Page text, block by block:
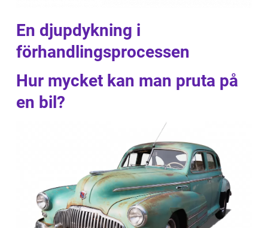
En djupdykning i
förhandlingsprocessen
Hur mycket kan man pruta på
en bil?